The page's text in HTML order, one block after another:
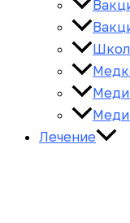
Лечение